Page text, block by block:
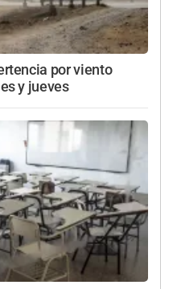
por viento
y jueves